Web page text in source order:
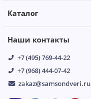
Каталог
Наши контакты
+7 (495) 769-44-22
+7 (968) 444-07-42
zakaz@samsondveri.ru